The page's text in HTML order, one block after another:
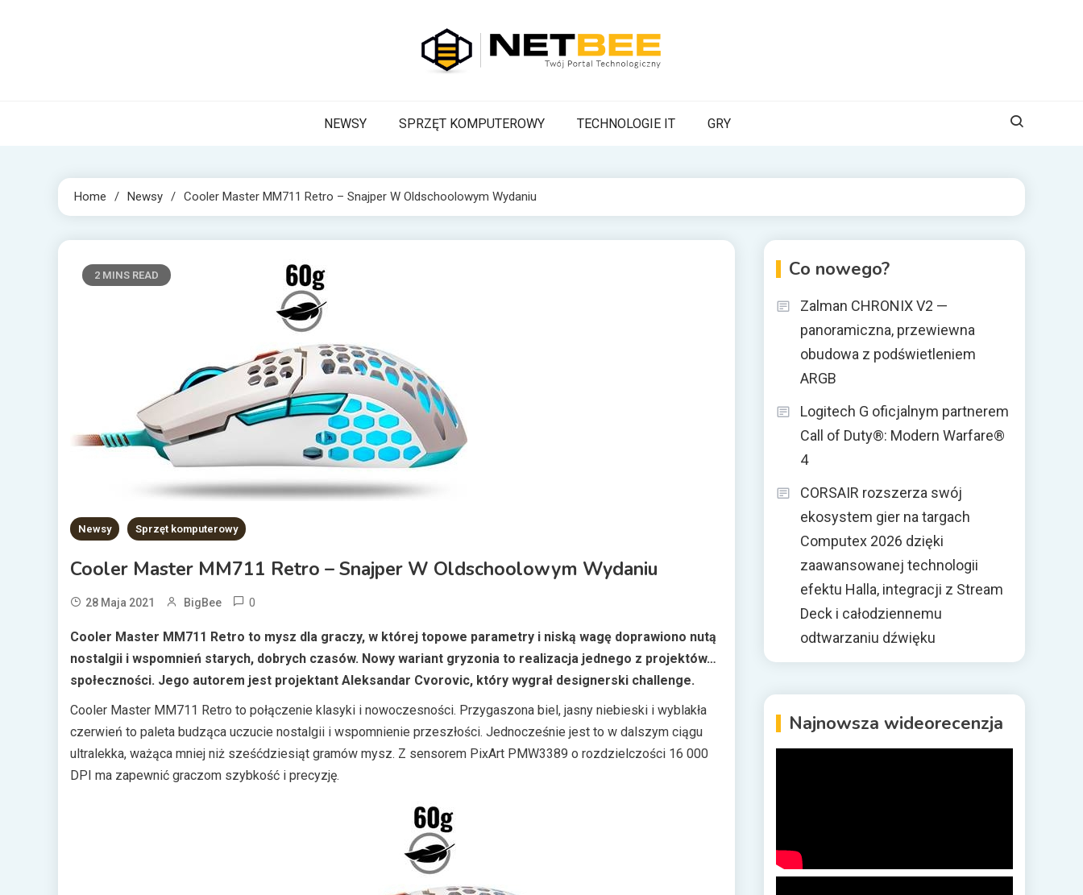
NEWSY SPRZĘT KOMPUTEROWY TECHNOLOGIE IT GRY
Home Newsy Cooler Master MM711 Retro – Snajper W Oldschoolowym Wydaniu
2 MINS READ
Newsy Sprzęt komputerowy
Cooler Master MM711 Retro – Snajper W Oldschoolowym Wydaniu
28 Maja 2021 BigBee 0
Cooler Master MM711 Retro to mysz dla graczy, w której topowe parametry i niską wagę doprawiono nutą
nostalgii i wspomnień starych, dobrych czasów. Nowy wariant gryzonia to realizacja jednego z projektów…
społeczności. Jego autorem jest projektant Aleksandar Cvorovic, który wygrał designerski challenge.
Cooler Master MM711 Retro to połączenie klasyki i nowoczesności. Przygaszona biel, jasny niebieski i wyblakła
czerwień to paleta budząca uczucie nostalgii i wspomnienie przeszłości. Jednocześnie jest to w dalszym ciągu
ultralekka, ważąca mniej niż sześćdziesiąt gramów mysz. Z sensorem PixArt PMW3389 o rozdzielczości 16 000
DPI ma zapewnić graczom szybkość i precyzję.
Co nowego?
Zalman CHRONIX V2 —
panoramiczna, przewiewna
obudowa z podświetleniem
ARGB
Logitech G oficjalnym partnerem
Call of Duty®: Modern Warfare®
4
CORSAIR rozszerza swój
ekosystem gier na targach
Computex 2026 dzięki
zaawansowanej technologii
efektu Halla, integracji z Stream
Deck i całodziennemu
odtwarzaniu dźwięku
Najnowsza wideorecenzja